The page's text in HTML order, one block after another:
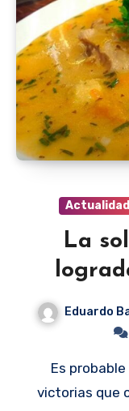
Actualidad
La
Eduardo
Es probable que los dos grandes éxitos y
victorias que